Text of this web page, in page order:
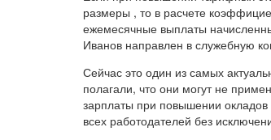
размеры , то в расчете
ежемесячные выплаты
Иванов направлен в служебную
Сейчас это один из самых
полагали, что они могут не
зарплаты при повышении окладов
всех работодателей без